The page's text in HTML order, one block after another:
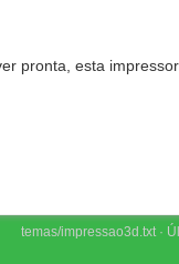
pronta, esta
temas/impressao3d.txt·